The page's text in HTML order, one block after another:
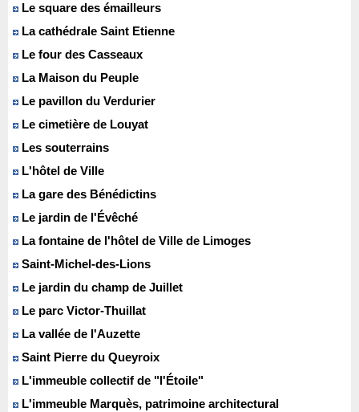
Le square des émailleurs
La cathédrale Saint Etienne
Le four des Casseaux
La Maison du Peuple
Le pavillon du Verdurier
Le cimetière de Louyat
Les souterrains
L'hôtel de Ville
La gare des Bénédictins
Le jardin de l'Évêché
La fontaine de l'hôtel de Ville de Limoges
Saint-Michel-des-Lions
Le jardin du champ de Juillet
Le parc Victor-Thuillat
La vallée de l'Auzette
Saint Pierre du Queyroix
L'immeuble collectif de "l'Étoile"
L'immeuble Marquès, patrimoine architectural